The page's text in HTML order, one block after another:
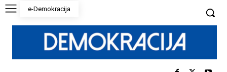
e-Demokracija